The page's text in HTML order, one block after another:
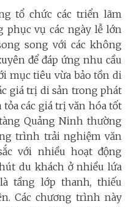
tổ chức các triển lãm
phục vụ các ngày lễ lớn
song với các không
để đáp ứng nhu cầu
mục tiêu vừa bảo tồn di
giá trị di sản trong phát
các giá trị văn hóa tốt
Quảng Ninh thường
trình trải nghiệm văn
với nhiều hoạt động
du khách ở nhiều lứa
tầng lớp thanh, thiếu
Các chương trình này